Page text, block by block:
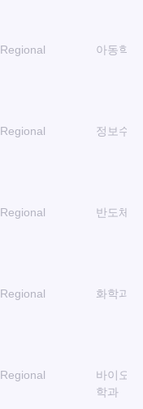
Regional 아동학과
Regional 정보수
Regional 반도체
Regional 화학과
Regional
바이오
학과